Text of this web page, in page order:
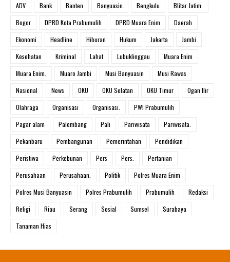
ADV Bank Banten Banyuasin Bengkulu
Blitar Jatim.
Bogor
DPRD Kota Prabumulih DPRD Muara Enim
Daerah
Ekonomi
Headline Hiburan Hukum Jakarta
Jambi
Kesehatan
Kriminal Lahat Lubuklinggau
Muara Enim
Muara Enim.
Muaro Jambi Musi Banyuasin
Musi Rawas
Nasional
News OKU OKU Selatan OKU Timur
Ogan Ilir
Olahraga
Organisasi Organisasi.
PWI Prabumulih
Pagar alam
Palembang Pali Pariwisata
Pariwisata.
Pekanbaru
Pembangunan Pemerintahan
Pendidikan
Peristiwa
Perkebunan Pers Pers.
Pertanian
Perusahaan
Perusahaan. Politik
Polres Muara Enim
Polres Musi Banyuasin
Polres Prabumulih Prabumulih
Redaksi
Religi
Riau Serang Sosial Sumsel
Surabaya
Tanaman Hias